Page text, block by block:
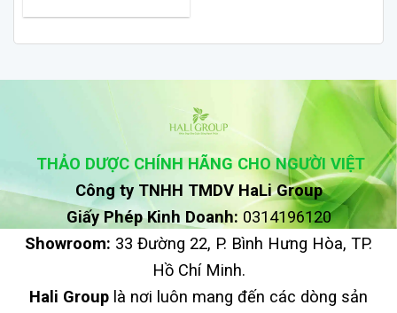
THẢO DƯỢC CHÍNH HÃNG CHO NGƯỜI VIỆT
Công ty TNHH TMDV HaLi Group
Giấy Phép Kinh Doanh: 0314196120
Showroom: 33 Đường 22, P. Bình Hưng Hòa, TP.
Hồ Chí Minh.
Hali Group là nơi luôn mang đến các dòng sản